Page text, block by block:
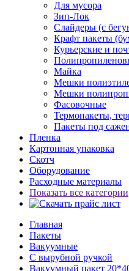
Для мусора
Зип-Лок
Слайдеры (с
Крафт пакеты
Курьерские и
Майка
Мешки
Мешки
Фасовочные
Термопакеты,
Пакеты под
Пленка
Картонная упаковка
Скотч
Оборудование
Расходные материалы
Показать все категории
Главная
Пакеты
Вакуумные
С вырубной ручкой
Вакуумный пакет